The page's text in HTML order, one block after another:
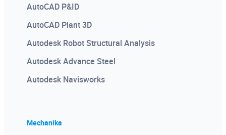
AutoCAD P&ID
AutoCAD Plant 3D
Autodesk Robot Structural Analysis
Autodesk Advance Steel
Autodesk Navisworks
Mechanika